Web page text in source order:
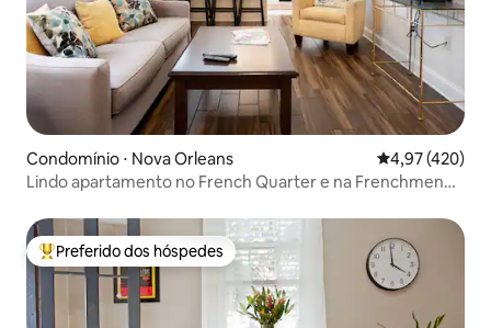
Condomínio ⋅ Nova Orleans 4,97 de uma
4,97 (420)
Lindo apartamento no French Quarter e na Frenchmen
Entre os melhores preferidos dos hóspedes
Preferido dos hóspedes